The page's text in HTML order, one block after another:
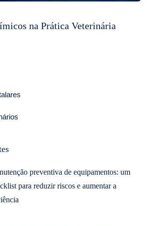
na Prática Veterinária
preventiva de equipamentos: um
para reduzir riscos e aumentar a